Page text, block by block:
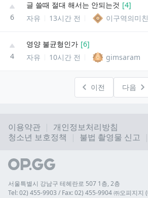
6
글 쓸때 절대 해서는 안되는것 [4]
자유
13시간 전 이구역의미
4
영양 불균형인가 [6]
자유
10시간 전 gimsaram
이전 다음
이용약관
개인정보처리방침
청소년 보호정책
불법 촬영물 신고
서울특별시 강남구 테헤란로 507 1층, 2층
Tel: 02) 455-9903 / Fax: 02) 455-9904 ㈜오피지지